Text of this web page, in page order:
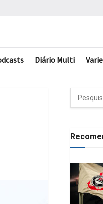
Diário Multi